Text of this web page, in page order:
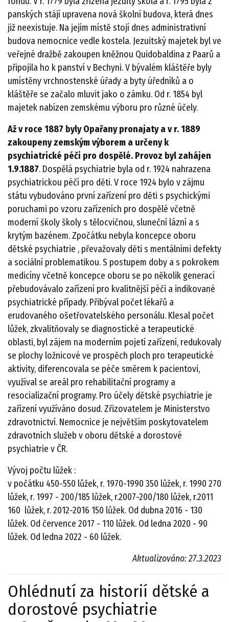
panských stájí upravena nová školní budova, která dnes
již neexistuje. Na jejím místě stojí dnes administrativní
budova nemocnice vedle kostela. Jezuitský majetek byl ve
veřejné dražbě zakoupen kněžnou Quidobaldina z Paarů a
připojila ho k panství v Bechyni. V bývalém kláštěře byly
umístěny vrchnostenské úřady a byty úředníků a o
kláštěře se začalo mluvit jako o zámku. Od r. 1854 byl
majetek nabízen zemskému výboru pro různé účely.
Až v roce 1887 byly Opařany pronajaty a v r. 1889
zakoupeny zemským výborem a určeny k
psychiatrické péči pro dospělé. Provoz byl zahájen
1.9.1887. Dospělá psychiatrie byla od r. 1924 nahrazena
psychiatrickou péčí pro děti. V roce 1924 bylo v zájmu
státu vybudováno první zařízení pro děti s psychickými
poruchami po vzoru zařízeních pro dospělé včetně
moderní školy školy s tělocvičnou, sluneční lázní a s
krytým bazénem. Zpočátku nebyla koncepce oboru
dětské psychiatrie , převažovaly děti s mentálními defekty
a sociální problematikou. S postupem doby a s pokrokem
medicíny včetně koncepce oboru se po několik generací
přebudovávalo zařízení pro kvalitnější péči a indikované
psychiatrické případy. Přibýval počet lékařů a
erudovaného ošetřovatelského personálu. Klesal počet
lůžek, zkvalitňovaly se diagnostické a terapeutické
oblasti, byl zájem na moderním pojetí zařízení, redukovaly
se plochy ložnicové ve prospěch ploch pro terapeutické
aktivity, diferencovala se péče směrem k pacientovi,
využíval se areál pro rehabilitační programy a
resocializační programy. Pro účely dětské psychiatrie je
zařízení využíváno dosud. Zřizovatelem je Ministerstvo
zdravotnictví. Nemocnice je největším poskytovatelem
zdravotních služeb v oboru dětské a dorostové
psychiatrie v ČR.
Vývoj počtu lůžek :
v počátku 450-550 lůžek, r. 1970-1990 350 lůžek, r. 1990 270
lůžek, r. 1997 - 200/185 lůžek, r.2007-200/180 lůžek, r.2011
160 lůžek, r. 2012-2016 150 lůžek. Od dubna 2016 - 130
lůžek. Od července 2017 - 110 lůžek. Od ledna 2020 - 90
lůžek. Od ledna 2022 - 60 lůžek.
Aktualizováno: 27.3.2023
Ohlédnutí za historií dětské a
dorostové psychiatrie